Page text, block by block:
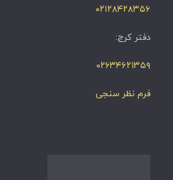
۰۲۱۲۸۴۲۸۳۵۶
دفتر کرج:
۰۲۶۳۴۶۲۱۳۵۹
فرم نظر سنجی